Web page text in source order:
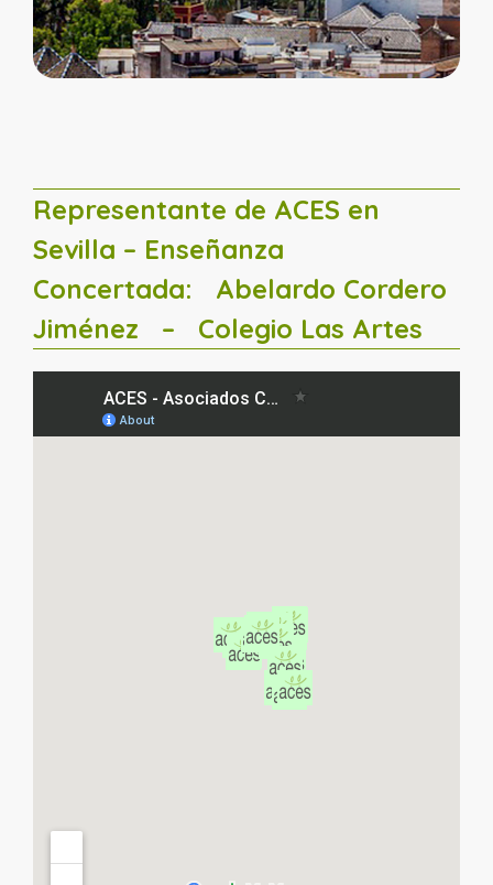
Representante de ACES en
Sevilla – Enseñanza
Concertada:
Abelardo Cordero
Jiménez – Colegio Las Artes